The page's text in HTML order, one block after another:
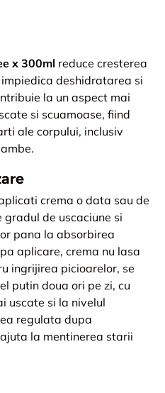
x 300ml reduce cresterea
deshidratarea si
la un aspect mai
si scuamoase, fiind
ale corpului, inclusiv
crema o data sau de
gradul de uscaciune si
pana la absorbirea
aplicare, crema nu lasa
ingrijirea picioarelor, se
putin doua ori pe zi, cu
uscate si la nivelul
regulata dupa
la mentinerea starii